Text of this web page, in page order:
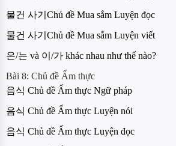
물건 사기Chủ đề Mua sắm Luyện đọc
물건 사기Chủ đề Mua sắm Luyện viết
은/는 và 이/가 khác nhau như thế nào?
Bài 8: Chủ đề Ẩm thực
음식 Chủ đề Ẩm thực Ngữ pháp
음식 Chủ đề Ẩm thực Luyện nói
음식 Chủ đề Ẩm thực Luyện đọc